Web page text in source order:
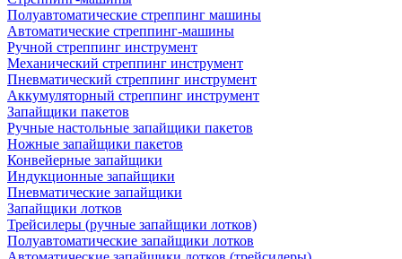
Полуавтоматические стреппинг машины
Автоматические стреппинг-машины
Ручной стреппинг инструмент
Механический стреппинг инструмент
Пневматический стреппинг инструмент
Аккумуляторный стреппинг инструмент
Запайщики пакетов
Ручные настольные запайщики пакетов
Ножные запайщики пакетов
Конвейерные запайщики
Индукционные запайщики
Пневматические запайщики
Запайщики лотков
Трейсилеры (ручные запайщики лотков)
Полуавтоматические запайщики лотков